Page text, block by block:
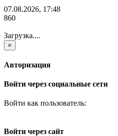
07.08.2026, 17:48
860
Загрузка....
×
Авторизация
Войти через социальные сети
Войти как пользователь:
Войти через сайт